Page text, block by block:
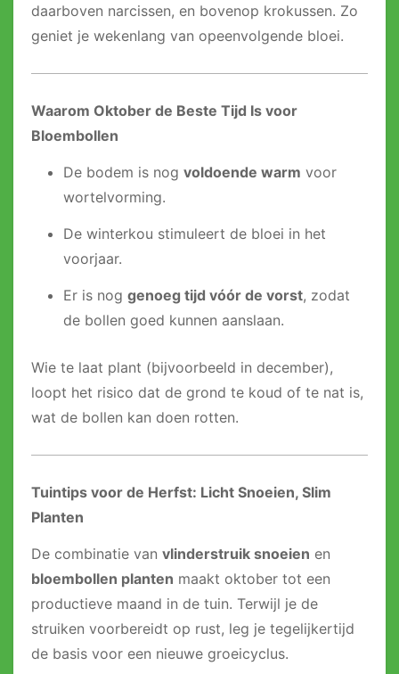
daarboven narcissen, en bovenop krokussen. Zo
geniet je wekenlang van opeenvolgende bloei.
Waarom Oktober de Beste Tijd Is voor
Bloembollen
De bodem is nog voldoende warm voor
wortelvorming.
De winterkou stimuleert de bloei in het
voorjaar.
Er is nog genoeg tijd vóór de vorst, zodat
de bollen goed kunnen aanslaan.
Wie te laat plant (bijvoorbeeld in december),
loopt het risico dat de grond te koud of te nat is,
wat de bollen kan doen rotten.
Tuintips voor de Herfst: Licht Snoeien, Slim
Planten
De combinatie van vlinderstruik snoeien en
bloembollen planten maakt oktober tot een
productieve maand in de tuin. Terwijl je de
struiken voorbereidt op rust, leg je tegelijkertijd
de basis voor een nieuwe groeicyclus.